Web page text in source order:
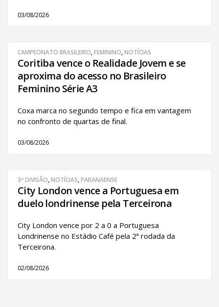
03/08/2026
CAMPEONATO BRASILEIRO,FEMININO,NOTÍCIAS
Coritiba vence o Realidade Jovem e se
aproxima do acesso no Brasileiro
Feminino Série A3
Coxa marca no segundo tempo e fica em vantagem
no confronto de quartas de final.
03/08/2026
3ª DIVISÃO,NOTÍCIAS,PARANAENSE
City London vence a Portuguesa em
duelo londrinense pela Terceirona
City London vence por 2 a 0 a Portuguesa
Londrinense no Estádio Café pela 2ª rodada da
Terceirona.
02/08/2026